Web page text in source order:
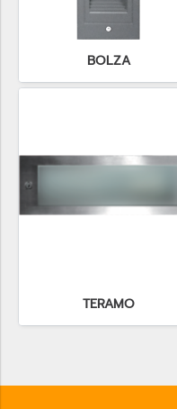
BOLZA
TERAMO